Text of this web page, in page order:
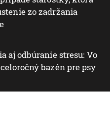
zo zadržania
aj odbúranie stresu: Vo
bazén pre psy